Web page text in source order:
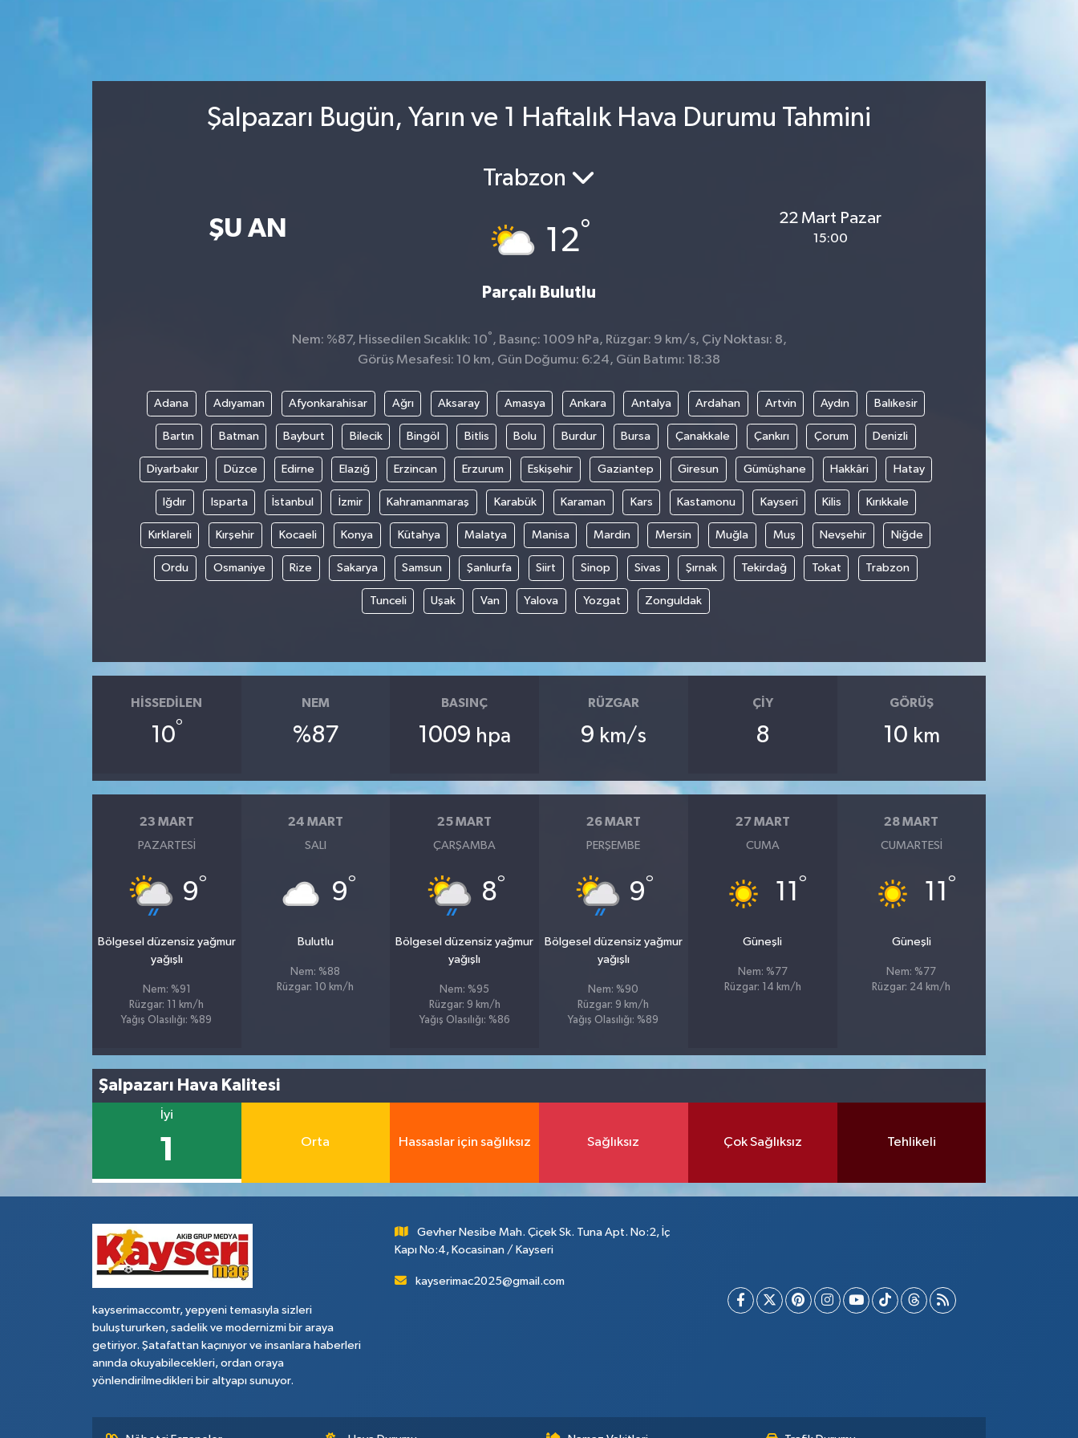
Şalpazarı Bugün, Yarın ve 1 Haftalık Hava Durumu Tahmini
ŞU AN
Trabzon
12°
Parçalı Bulutlu
22 Mart Pazar
15:00
Nem: %87, Hissedilen Sıcaklık: 10° , Basınç: 1009 hPa, Rüzgar: 9 km/s, Çiy Noktası: 8,
Görüş Mesafesi: 10 km, Gün Doğumu: 6:24, Gün Batımı: 18:38
Adana Adıyaman Afyonkarahisar Ağrı Aksaray Amasya Ankara Antalya Ardahan Artvin Aydın Balıkesir
Bartın Batman Bayburt Bilecik Bingöl Bitlis Bolu Burdur Bursa Çanakkale Çankırı Çorum Denizli
Diyarbakır Düzce Edirne Elazığ Erzincan Erzurum Eskişehir Gaziantep Giresun Gümüşhane Hakkâri Hatay
Iğdır Isparta İstanbul İzmir Kahramanmaraş Karabük Karaman Kars Kastamonu Kayseri Kilis Kırıkkale
Kırklareli Kırşehir Kocaeli Konya Kütahya Malatya Manisa Mardin Mersin Muğla Muş Nevşehir Niğde
Ordu Osmaniye Rize Sakarya Samsun Şanlıurfa Siirt Sinop Sivas Şırnak Tekirdağ Tokat Trabzon
Tunceli Uşak Van Yalova Yozgat Zonguldak
HISSEDILEN
10°
NEM
%87
BASINÇ
1009 hpa
RÜZGAR
9 km/s
ÇIY
8
GÖRÜŞ
10 km
23 MART
PAZARTESI
9°
Bölgesel düzensiz yağmur
yağışlı
Nem: %91
Rüzgar: 11 km/h
Yağış Olasılığı: %89
24 MART
SALI
9°
Bulutlu
Nem: %88
Rüzgar: 10 km/h
25 MART
ÇARŞAMBA
8°
Bölgesel düzensiz yağmur
yağışlı
Nem: %95
Rüzgar: 9 km/h
Yağış Olasılığı: %86
26 MART
PERŞEMBE
9°
Bölgesel düzensiz yağmur
yağışlı
Nem: %90
Rüzgar: 9 km/h
Yağış Olasılığı: %89
27 MART
CUMA
11 °
Güneşli
Nem: %77
Rüzgar: 14 km/h
28 MART
CUMARTESI
11 °
Güneşli
Nem: %77
Rüzgar: 24 km/h
Şalpazarı Hava Kalitesi
İyi
1 Orta Hassaslar için sağlıksız Sağlıksız Çok Sağlıksız Tehlikeli
kayserimaccomtr, yepyeni temasıyla sizleri
buluştururken, sadelik ve modernizmi bir araya
getiriyor. Şatafattan kaçınıyor ve insanlara haberleri
anında okuyabilecekleri, ordan oraya
yönlendirilmedikleri bir altyapı sunuyor.
Gevher Nesibe Mah. Çiçek Sk. Tuna Apt. No:2, İç
Kapı No:4, Kocasinan / Kayseri
kayserimac2025@gmail.com